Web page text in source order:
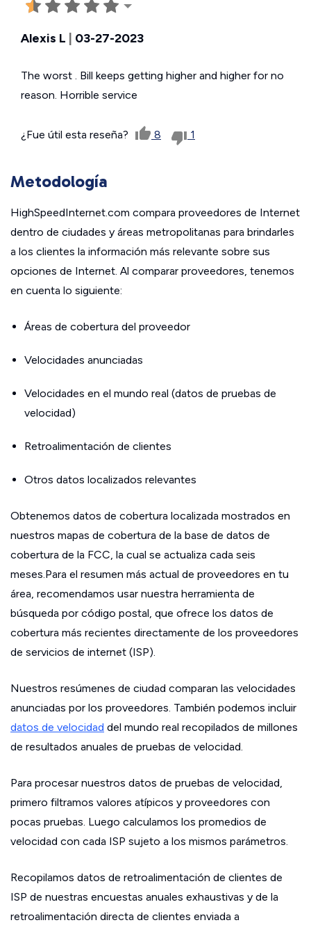
Alexis L 03-27-2023
The worst . Bill keeps getting higher and higher for no
reason. Horrible service
¿Fue útil esta reseña? 8 1
Metodología
HighSpeedInternet.com compara proveedores de Internet
dentro de ciudades y áreas metropolitanas para brindarles
a los clientes la información más relevante sobre sus
opciones de Internet. Al comparar proveedores, tenemos
en cuenta lo siguiente:
Áreas de cobertura del proveedor
Velocidades anunciadas
Velocidades en el mundo real (datos de pruebas de
velocidad)
Retroalimentación de clientes
Otros datos localizados relevantes
Obtenemos datos de cobertura localizada mostrados en
nuestros mapas de cobertura de la base de datos de
cobertura de la FCC, la cual se actualiza cada seis
meses.Para el resumen más actual de proveedores en tu
área, recomendamos usar nuestra herramienta de
búsqueda por código postal, que ofrece los datos de
cobertura más recientes directamente de los proveedores
de servicios de internet (ISP).
Nuestros resúmenes de ciudad comparan las velocidades
anunciadas por los proveedores. También podemos incluir
datos de velocidad del mundo real recopilados de millones
de resultados anuales de pruebas de velocidad.
Para procesar nuestros datos de pruebas de velocidad,
primero filtramos valores atípicos y proveedores con
pocas pruebas. Luego calculamos los promedios de
velocidad con cada ISP sujeto a los mismos parámetros.
Recopilamos datos de retroalimentación de clientes de
ISP de nuestras encuestas anuales exhaustivas y de la
retroalimentación directa de clientes enviada a